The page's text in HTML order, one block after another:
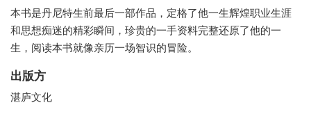
本书是丹尼特生前最后一部作品，定格了他一生辉煌职业生涯
和思想痴迷的精彩瞬间，珍贵的一手资料完整还原了他的一
生，阅读本书就像亲历一场智识的冒险。
出版方
湛庐文化